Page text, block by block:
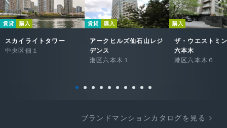
賃貸 購入
スカイライトタワー
中央区佃１
賃貸 購入
アークヒルズ仙石山レジ
デンス
港区六本木１
購入
ザ・ウエストミ
六本木
港区六本木６
ブランドマンションカタログを見る